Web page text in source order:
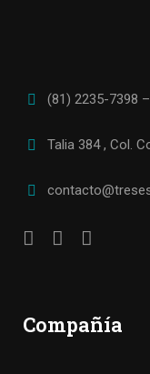
(81) 2235-7398
Talia 384 , Col.
Compañía